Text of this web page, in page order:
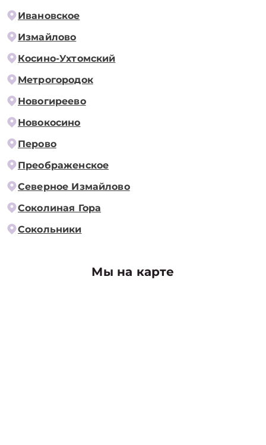
Ивановское
Измайлово
Косино-Ухтомский
Метрогородок
Новогиреево
Новокосино
Перово
Преображенское
Северное Измайлово
Соколиная Гора
Сокольники
Мы на карте